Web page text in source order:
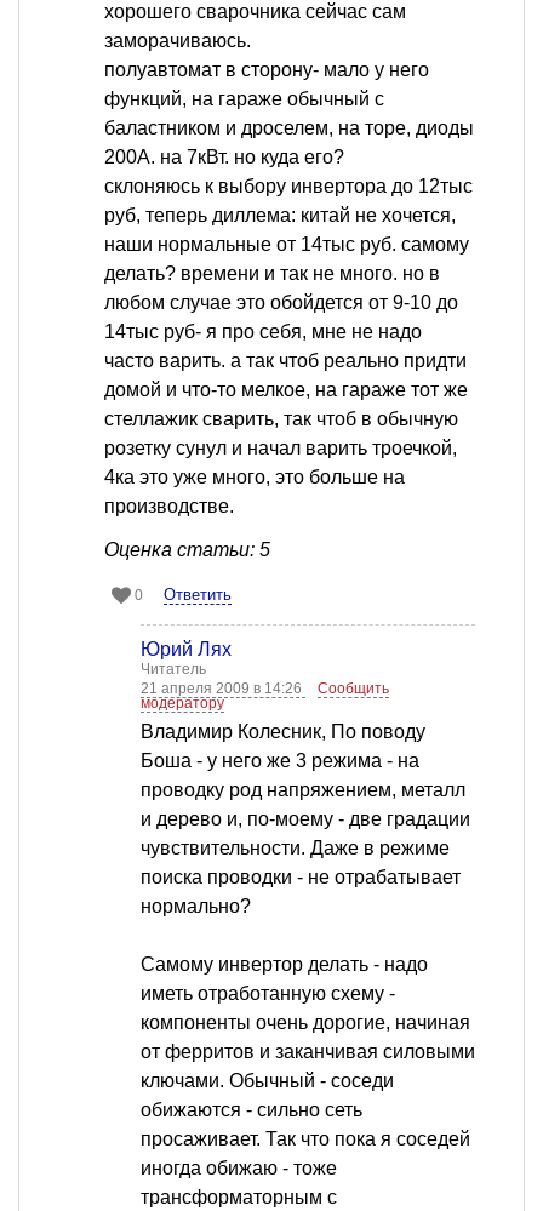
хорошего сварочника сейчас сам
заморачиваюсь.
полуавтомат в сторону- мало у него
функций, на гараже обычный с
баластником и дроселем, на торе, диоды
200А. на 7кВт. но куда его?
склоняюсь к выбору инвертора до 12тыс
руб, теперь диллема: китай не хочется,
наши нормальные от 14тыс руб. самому
делать? времени и так не много. но в
любом случае это обойдется от 9-10 до
14тыс руб- я про себя, мне не надо
часто варить. а так чтоб реально придти
домой и что-то мелкое, на гараже тот же
стеллажик сварить, так чтоб в обычную
розетку сунул и начал варить троечкой,
4ка это уже много, это больше на
производстве.
Оценка статьи: 5
0 Ответить
Юрий Лях
Читатель
21 апреля 2009 в 14:26
Сообщить
модератору
Владимир Колесник, По поводу
Боша - у него же 3 режима - на
проводку род напряжением, металл
и дерево и, по-моему - две градации
чувствительности. Даже в режиме
поиска проводки - не отрабатывает
нормально?
Самому инвертор делать - надо
иметь отработанную схему -
компоненты очень дорогие, начиная
от ферритов и заканчивая силовыми
ключами. Обычный - соседи
обижаются - сильно сеть
просаживает. Так что пока я соседей
иногда обижаю - тоже
трансформаторным с